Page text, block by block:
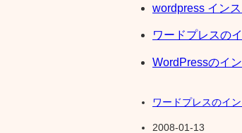
wordpress イン
ワードプレスの
WordPressのイ
ワードプレスのイ
2008-01-13